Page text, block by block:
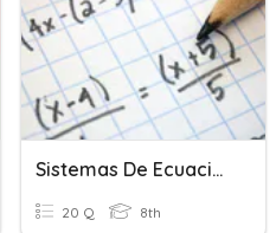
Sistemas De Ecuaciones
20 Q 8th